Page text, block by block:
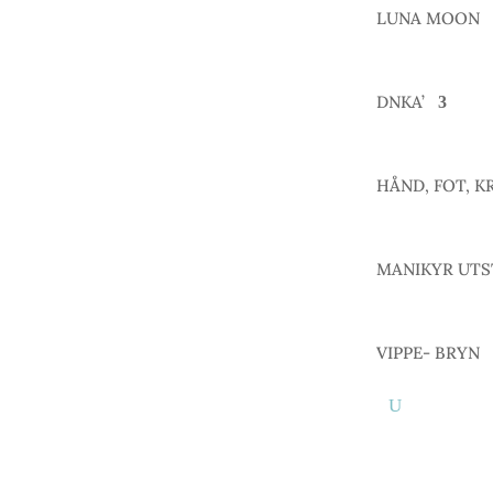
LUNA MOON
DNKA’
HÅND, FOT,
MANIKYR
VIPPE- BRYN